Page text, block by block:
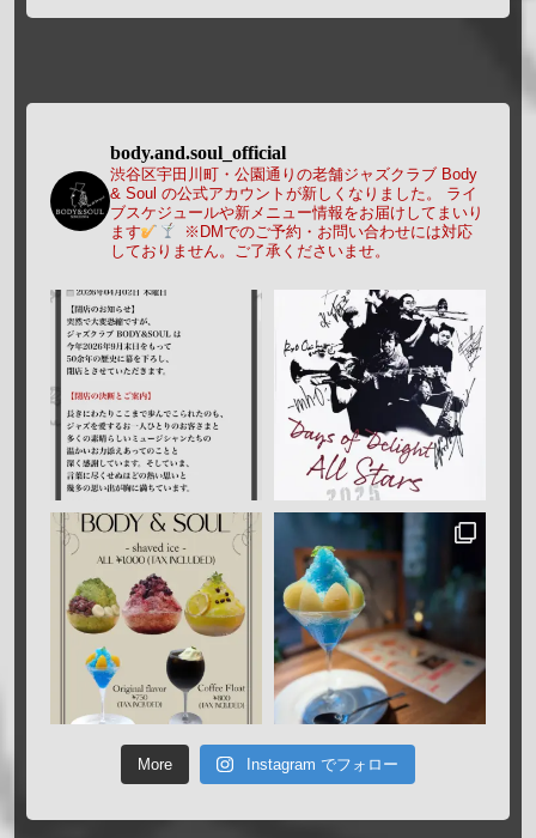
body.and.soul_official
渋谷区宇田川町・公園通りの老舗ジャズクラブ Body
& Soul の公式アカウントが新しくなりました。
ライ
ブスケジュールや新メニュー情報をお届けしてまいり
ます
※DMでのご予約・お問い合わせには対応
しておりません。ご了承くださいませ。
More Instagram でフォロー